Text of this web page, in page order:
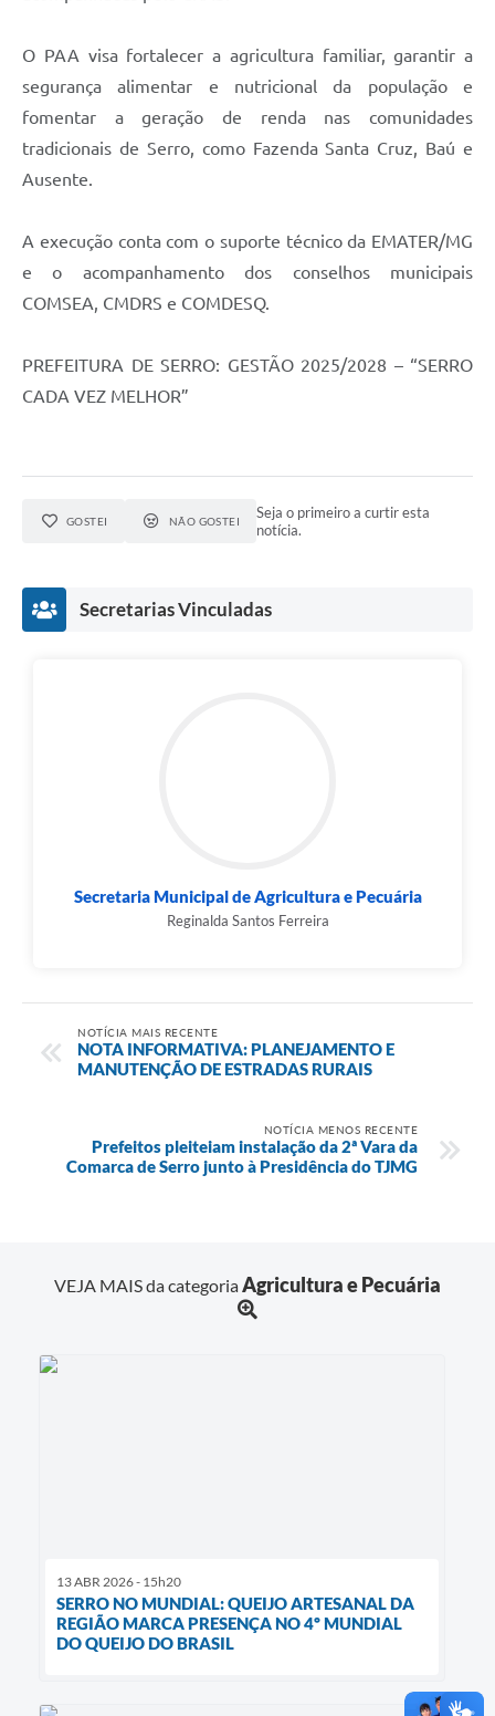
Notícias
Contato
Radar da Transparência Pública
O PAA visa fortalecer a agricultura familiar, garantir a
segurança alimentar e nutricional da população e
fomentar a geração de renda nas comunidades
tradicionais de Serro, como Fazenda Santa Cruz, Baú e
Ausente.
A execução conta com o suporte técnico da EMATER/MG
e o acompanhamento dos conselhos municipais
COMSEA, CMDRS e COMDESQ.
PREFEITURA DE SERRO: GESTÃO 2025/2028 – “SERRO
CADA VEZ MELHOR”
GOSTEI NÃO GOSTEI
Seja o primeiro a curtir esta
notícia.
Secretarias Vinculadas
Secretaria Municipal de Agricultura e Pecuária
Reginalda Santos Ferreira
NOTÍCIA MAIS RECENTE
NOTA INFORMATIVA: PLANEJAMENTO E
MANUTENÇÃO DE ESTRADAS RURAIS
NOTÍCIA MENOS RECENTE
Prefeitos pleiteiam instalação da 2ª Vara da
Comarca de Serro junto à Presidência do TJMG
VEJA MAIS da categoriaAgricultura e Pecuária
13 ABR 2026 - 15h20
SERRO NO MUNDIAL: QUEIJO ARTESANAL DA
REGIÃO MARCA PRESENÇA NO 4º MUNDIAL
DO QUEIJO DO BRASIL